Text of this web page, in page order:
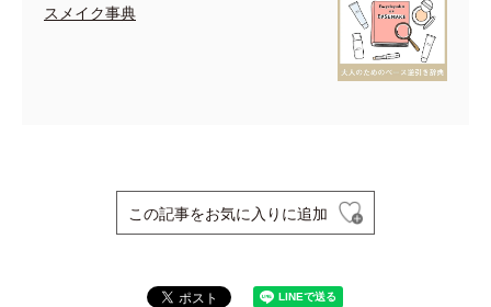
スメイク事典
この記事をお気に入りに追加